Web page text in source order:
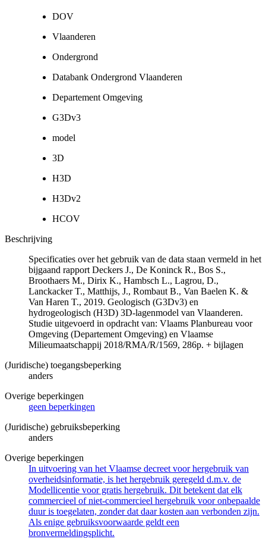
DOV
Vlaanderen
Ondergrond
Databank Ondergrond Vlaanderen
Departement Omgeving
G3Dv3
model
3D
H3D
H3Dv2
HCOV
Beschrijving
Specificaties over het gebruik van de data staan vermeld in het
bijgaand rapport Deckers J., De Koninck R., Bos S.,
Broothaers M., Dirix K., Hambsch L., Lagrou, D.,
Lanckacker T., Matthijs, J., Rombaut B., Van Baelen K. &
Van Haren T., 2019. Geologisch (G3Dv3) en
hydrogeologisch (H3D) 3D-lagenmodel van Vlaanderen.
Studie uitgevoerd in opdracht van: Vlaams Planbureau voor
Omgeving (Departement Omgeving) en Vlaamse
Milieumaatschappij 2018/RMA/R/1569, 286p. + bijlagen
(Juridische) toegangsbeperking
anders
Overige beperkingen
geen beperkingen
(Juridische) gebruiksbeperking
anders
Overige beperkingen
In uitvoering van het Vlaamse decreet voor hergebruik van
overheidsinformatie, is het hergebruik geregeld d.m.v. de
Modellicentie voor gratis hergebruik. Dit betekent dat elk
commercieel of niet-commercieel hergebruik voor onbepaalde
duur is toegelaten, zonder dat daar kosten aan verbonden zijn.
Als enige gebruiksvoorwaarde geldt een
bronvermeldingsplicht.